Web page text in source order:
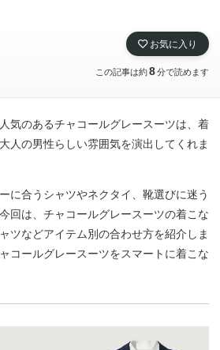
お気に入り
この記事は約8分で読めます
気のあるチャコールグレースーツは、着
人の男性らしい雰囲気を演出してくれま
に合うシャツやネクタイ、靴選びに迷う
回は、チャコールグレースーツの着こな
ツなどアイテム別の合わせ方を紹介しま
コールグレースーツをスマートに着こな